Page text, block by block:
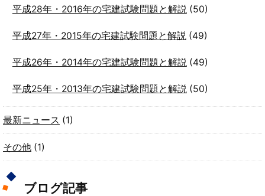
平成28年・2016年の宅建試験問題と解説(50)
平成27年・2015年の宅建試験問題と解説(49)
平成26年・2014年の宅建試験問題と解説(49)
平成25年・2013年の宅建試験問題と解説(50)
最新ニュース (1)
その他 (1)
ブログ記事